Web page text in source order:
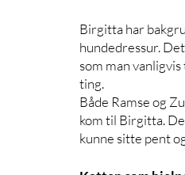
Birgitta har
hundedressur.
som man
ting.
Både Ramse og
kom til Birgitta.
kunne sitte pent